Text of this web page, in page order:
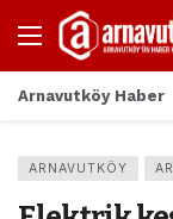
Arnavutköy Haber
ARNAVUTKÖY